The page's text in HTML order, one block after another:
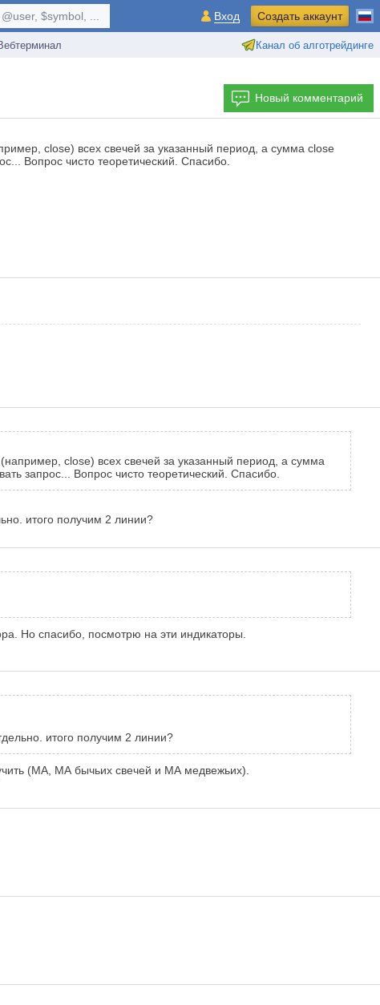
Канал об алготрейдинге
$symbol, ... Вход Создать аккаунт
Новый комментарий
close) всех свечей за указанный период, а сумма close
Вопрос чисто теоретический. Спасибо.
close) всех свечей за указанный период, а сумма
запрос... Вопрос чисто теоретический. Спасибо.
итого получим 2 линии?
Но спасибо, посмотрю на эти индикаторы.
итого получим 2 линии?
(МА, МА бычьих свечей и МА медвежьих).